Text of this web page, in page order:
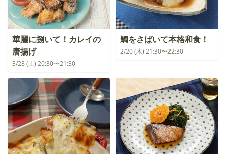
華麗に捌いて！カレイの
唐揚げ
3/28 (土) 20:30〜21:30
鯛をさばいて本格和食！
2/20 (木) 21:30〜22:30